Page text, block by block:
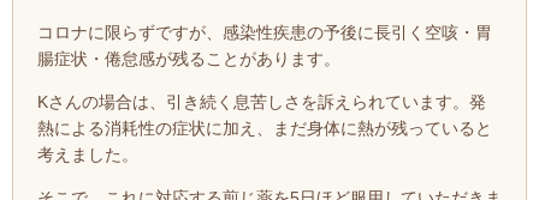
コロナに限らずですが、感染性疾患の予後に長引く空咳・胃
腸症状・倦怠感が残ることがあります。
Kさんの場合は、引き続く息苦しさを訴えられています。発
熱による消耗性の症状に加え、まだ身体に熱が残っていると
考えました。